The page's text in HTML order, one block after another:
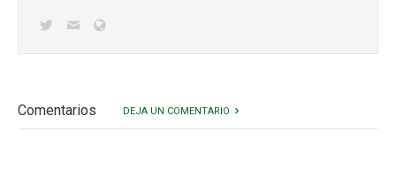
Comentarios DEJA UN COMENTARIO